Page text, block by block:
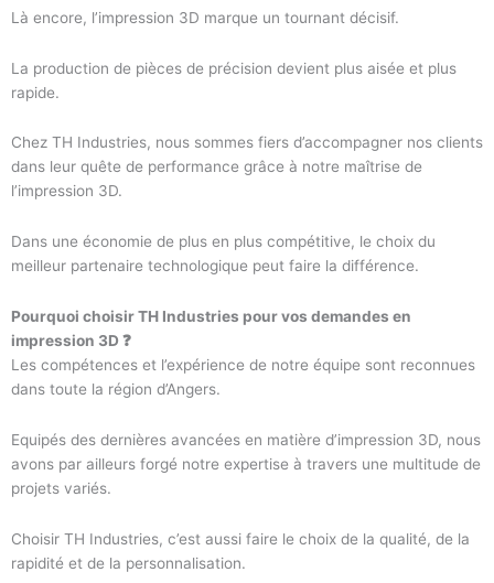
Là encore, l’impression 3D marque un tournant décisif.
La production de pièces de précision devient plus aisée et plus
rapide.
Chez TH Industries, nous sommes fiers d’accompagner nos clients
dans leur quête de performance grâce à notre maîtrise de
l’impression 3D.
Dans une économie de plus en plus compétitive, le choix du
meilleur partenaire technologique peut faire la différence.
Pourquoi choisir TH Industries pour vos demandes en
impression 3D ❓
Les compétences et l’expérience de notre équipe sont reconnues
dans toute la région d’Angers.
Equipés des dernières avancées en matière d’impression 3D, nous
avons par ailleurs forgé notre expertise à travers une multitude de
projets variés.
Choisir TH Industries, c’est aussi faire le choix de la qualité, de la
rapidité et de la personnalisation.